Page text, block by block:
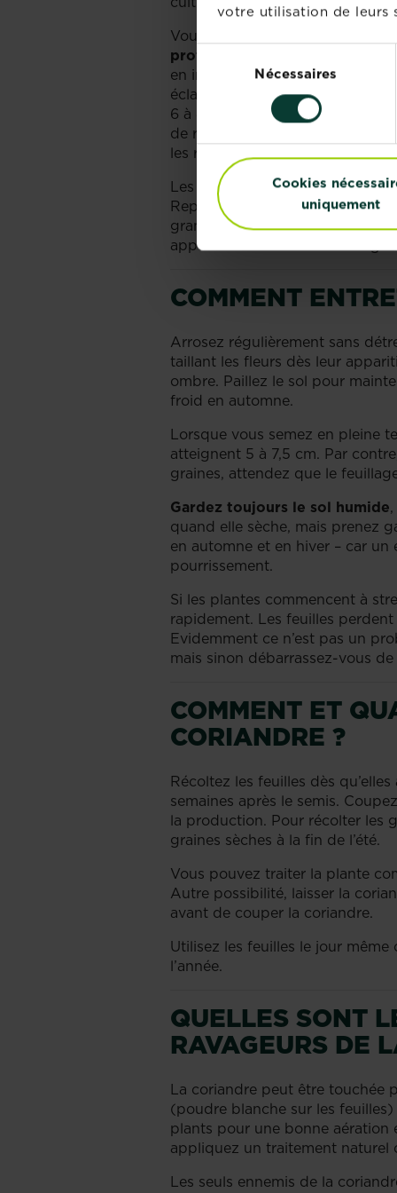
votre utilisation de leurs
Sélection
du
consentement
Nécessaires
Cookies
uniquement
Vous pouvez aussi faire
profondeur
en intérieur. Gardez une
éclaircirez pour ne garder
6 à 8 semaines pour obtenir des
de repiquer en pleine terre,
les rentrant la nuit.
Les jeunes plants en godets
Repiquez-les dehors ou
grands. Placez les pots
appétits des limaces et
COMMENT
Arrosez régulièrement sans
taillant les fleurs dès leur
ombre. Paillez le sol pour
froid en automne.
Lorsque vous semez en pleine
atteignent 5 à 7,5 cm. Par
graines, attendez que le
Gardez toujours le sol humide
quand elle sèche, mais prenez
en automne et en hiver – car un
pourrissement.
Si les plantes commencent à
rapidement. Les feuilles
Evidemment ce n’est pas un
mais sinon débarrassez-vous
COMMENT ET
CORIANDRE ?
Récoltez les feuilles dès
semaines après le semis.
la production. Pour récolter les
graines sèches à la fin de l’été.
Vous pouvez traiter la plante
Autre possibilité, laisser la
avant de couper la coriandre.
Utilisez les feuilles le jour
l’année.
QUELLES SONT
RAVAGEURS DE
La coriandre peut être touchée
(poudre blanche sur les
plants pour une bonne aération
appliquez un traitement naturel
Les seuls ennemis de la